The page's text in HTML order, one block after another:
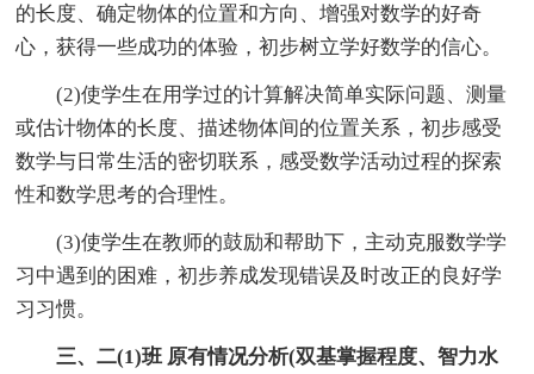
的长度、确定物体的位置和方向、增强对数学的好奇
心，获得一些成功的体验，初步树立学好数学的信心。
(2)使学生在用学过的计算解决简单实际问题、测量
或估计物体的长度、描述物体间的位置关系，初步感受
数学与日常生活的密切联系，感受数学活动过程的探索
性和数学思考的合理性。
(3)使学生在教师的鼓励和帮助下，主动克服数学学
习中遇到的困难，初步养成发现错误及时改正的良好学
习习惯。
三、二(1)班 原有情况分析(双基掌握程度、智力水